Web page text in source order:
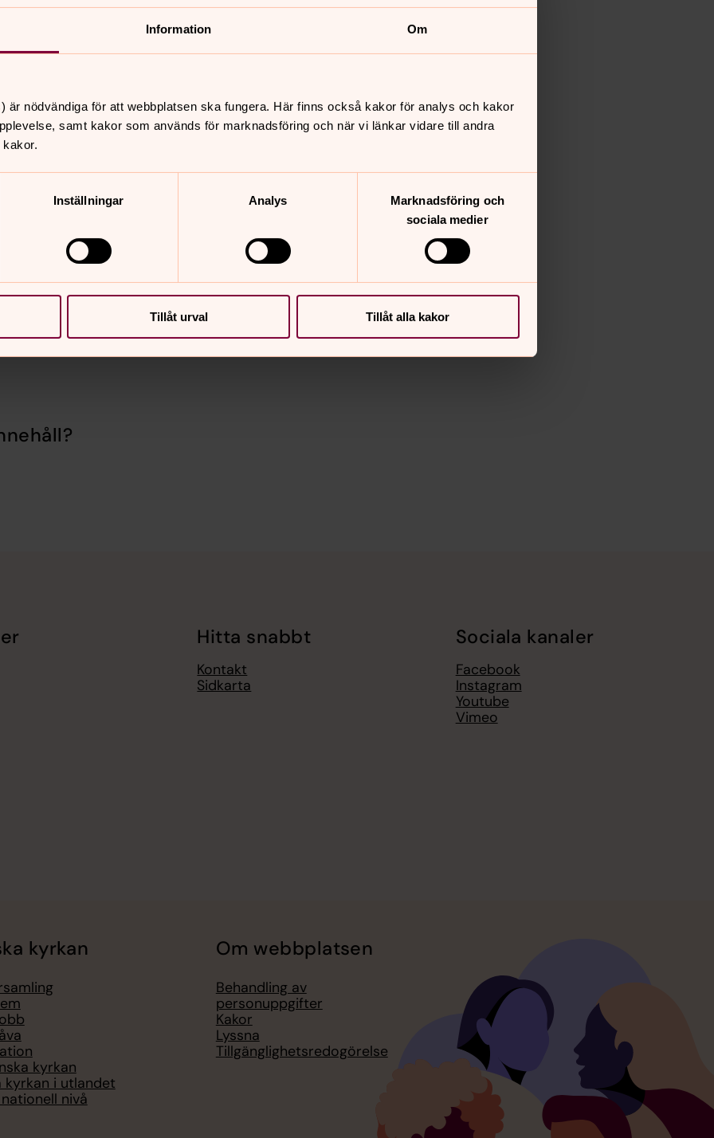
Information Om
är nödvändiga för att webbplatsen ska fungera. Här finns också kakor för analys och kakor
samt kakor som används för marknadsföring och när vi länkar vidare till andra
Inställningar Analys
Marknadsföring och
sociala medier
Tillåt urval Tillåt alla kakor
därför är det nästan löjligt viktigt
livet, som Gud i dina
(814). Andra har blivit viktiga på
en plats där jag kan växa (916). De
formulera min tro.
med yngste sonen, promenera,
18 år. Jag hämtar energi i
matlagning och goda samtal.
bor.
Hitta snabbt
Kontakt
Sidkarta
Sociala kanaler
Facebook
Instagram
Youtube
Vimeo
kyrkan
kyrkan
kyrkan i utlandet
nivå
Om webbplatsen
Behandling av
personuppgifter
Kakor
Lyssna
Tillgänglighetsredogörelse